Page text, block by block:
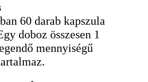
60 darab kapszula
doboz összesen 1
mennyiségű